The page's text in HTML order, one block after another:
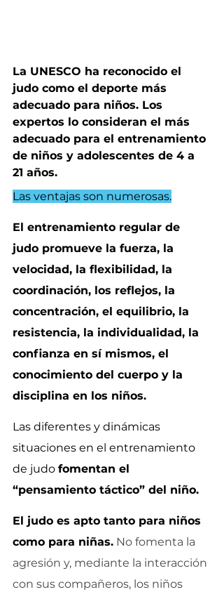
La UNESCO ha reconocido el
judo como el deporte más
adecuado para niños. Los
expertos lo consideran el más
adecuado para el entrenamiento
de niños y adolescentes de 4 a
21 años.
Las ventajas son numerosas.
El entrenamiento regular de
judo promueve la fuerza, la
velocidad, la flexibilidad, la
coordinación, los reflejos, la
concentración, el equilibrio, la
resistencia, la individualidad, la
confianza en sí mismos, el
conocimiento del cuerpo y la
disciplina en los niños.
Las diferentes y dinámicas
situaciones en el entrenamiento
de judo fomentan el
“pensamiento táctico” del niño.
El judo es apto tanto para niños
como para niñas. No fomenta la
agresión y, mediante la interacción
con sus compañeros, los niños